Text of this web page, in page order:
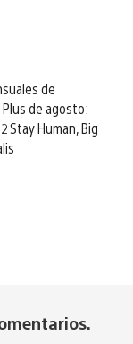
de
de agosto:
Stay Human, Big